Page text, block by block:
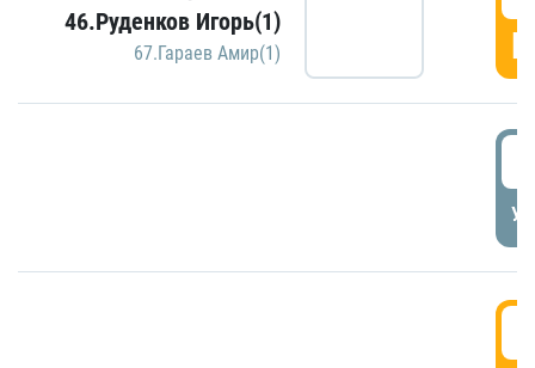
46.Руденков Игорь(1)
67.Гараев Амир(1)